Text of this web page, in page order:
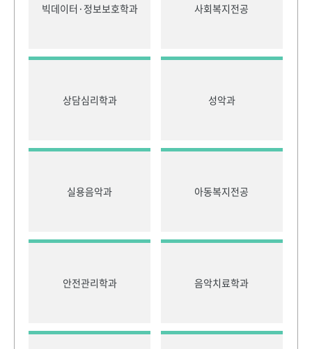
빅데이터·정보보호학과 사회복지전공
상담심리학과 성악과
실용음악과 아동복지전공
안전관리학과 음악치료학과